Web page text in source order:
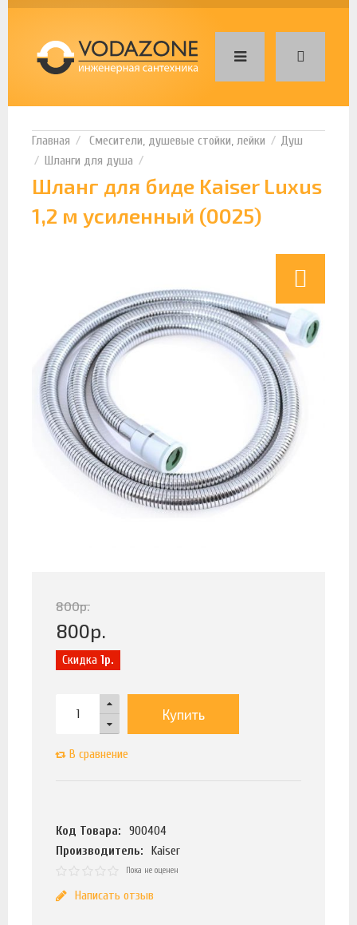
Смесители, душевые стойки, лейки
Душ
Шланги для душа
Шланг для биде Kaiser Luxus
1,2 м усиленный (0025)
800р.
800р.
Скидка 1р.
Купить
В сравнение
Код Товара:
900404
Производитель:
Kaiser
Пока не оценен
Написать отзыв